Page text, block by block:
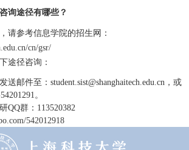
询途径有哪些？
请参考信息学院的招生网：
cn/gsr/
途径咨询：
邮件至：student.sist@shanghaitech.edu.cn，或
。
QQ群：113520382
542012918